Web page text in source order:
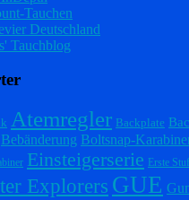
Tauchen
Deutschland
Tauchblog
Atemregler Backplate
Bebänderung Boltsnap-
Einsteigerserie Erste
Explorers GUE